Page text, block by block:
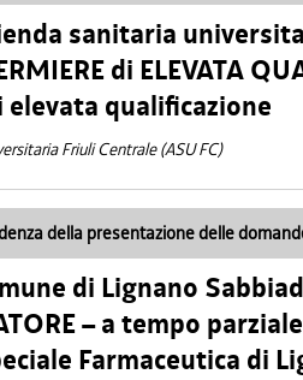
sanitaria
di ELEVATA
elevata qualificazione
Friuli Centrale (ASU FC)
della presentazione delle
di Lignano
– a tempo
Farmaceutica di